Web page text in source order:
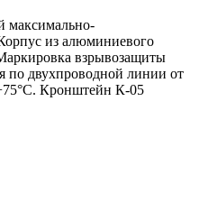
максимально-
из алюминиевого
взрывозащиты
по двухпроводной линии от
Кронштейн К-05